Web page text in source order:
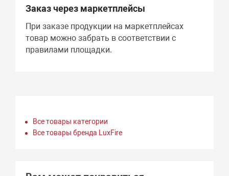
Заказ через маркетплейсы
При заказе продукции на маркетплейсах
товар можно забрать в соответствии с
правилами площадки.
Все товары категории
Все товары бренда LuxFire